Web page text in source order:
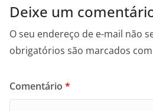
Deixe um
O seu endereço de e-mail não
obrigatórios são marcados com
Comentário *